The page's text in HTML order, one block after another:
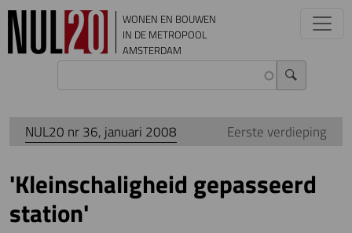
Overslaan en naar de inhoud gaan
WONEN EN BOUWEN
IN DE METROPOOL
AMSTERDAM
NUL20 nr 36, januari 2008 Eerste verdieping
'Kleinschaligheid gepasseerd
station'